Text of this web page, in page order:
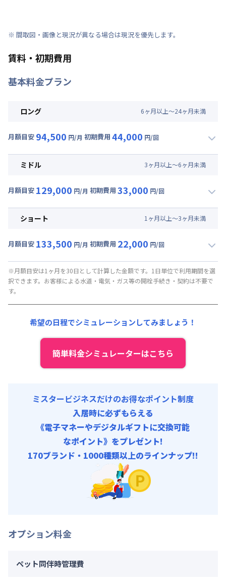
※ 間取図・画像と現況が異なる場合は現況を優先します。
賃料・初期費用
基本料金プラン
ロング 6ヶ月以上～24ヶ月未満
月額目安 94,500 円/月 初期費用 44,000 円/回
月額賃料目安(30日利用)
光熱費他 : 0円/月 (0円/日) ※賃料に含める
その他費用 :
初期費用
ミドル 3ヶ月以上～6ヶ月未満
月額目安 129,000 円/月 初期費用 33,000 円/回
月額賃料目安(30日利用)
光熱費他 : 0円/月 (0円/日) ※賃料に含める
その他費用 :
管理費: 37,500円/月 (1,250円/日)
初期費用
ショート 1 ヶ月以上～3ヶ月未満
月額目安 133,500 円/月 初期費用 22,000 円/回
月額賃料目安(30日利用)
賃料 : 96,000円/月 (3,200円/日)
光熱費他 :
その他費用 :
37,500円/月 (1,250円/日)
契約事務手数料 : 5,000円/回 (税抜)
※月額目安は1ヶ月を30日として計算した金額です。1日単位で利用期間を選
択できます。お客様による水道・電気・ガス等の開栓手続き・契約は不要で
す。
希望の日程でシミュレーションしてみましょう！
簡単料金シミュレーターはこちら
ミスタービジネスだけのお得なポイント制度
入居時に必ずもらえる
《電子マネーやデジタルギフトに交換可能
なポイント》をプレゼント!
170ブランド・1000種類以上のラインナップ!!
オプション料金
ペット同伴時管理費